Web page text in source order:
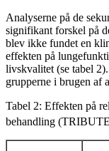
Analyserne på de
signifikant forskel på
blev ikke fundet en
effekten på
livskvalitet (se tabel
grupperne i brugen af
Tabel 2: Effekten på
behandling